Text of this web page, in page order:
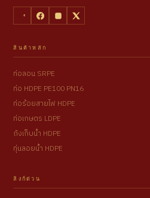
สินค้าหลัก
ท่อลอน SRPE
ท่อ HDPE PE100 PN16
ท่อร้อยสายไฟ HDPE
ท่อเกษตร LDPE
ถังเก็บน้ำ HDPE
ทุ่นลอยน้ำ HDPE
ลิงก์ด่วน